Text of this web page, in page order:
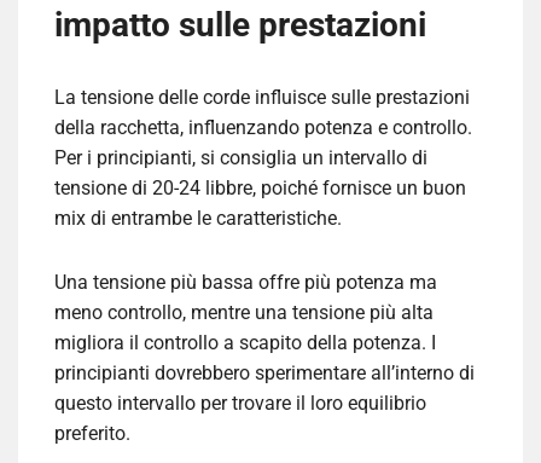
impatto sulle prestazioni
La tensione delle corde influisce sulle prestazioni
della racchetta, influenzando potenza e controllo.
Per i principianti, si consiglia un intervallo di
tensione di 20-24 libbre, poiché fornisce un buon
mix di entrambe le caratteristiche.
Una tensione più bassa offre più potenza ma
meno controllo, mentre una tensione più alta
migliora il controllo a scapito della potenza. I
principianti dovrebbero sperimentare all’interno di
questo intervallo per trovare il loro equilibrio
preferito.